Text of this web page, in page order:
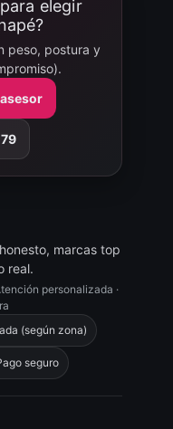
elegir
peso, postura y
marcas top
real.
personalizada ·
(según zona)
seguro